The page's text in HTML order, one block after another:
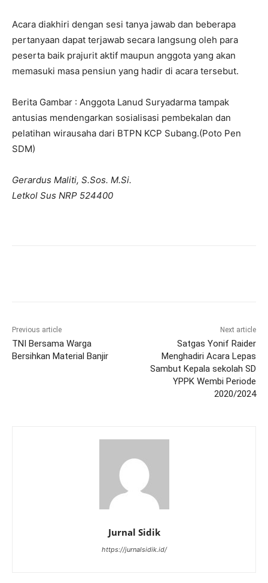
Acara diakhiri dengan sesi tanya jawab dan beberapa
pertanyaan dapat terjawab secara langsung oleh para
peserta baik prajurit aktif maupun anggota yang akan
memasuki masa pensiun yang hadir di acara tersebut.
Berita Gambar : Anggota Lanud Suryadarma tampak
antusias mendengarkan sosialisasi pembekalan dan
pelatihan wirausaha dari BTPN KCP Subang.(Poto Pen
SDM)
Gerardus Maliti, S.Sos. M.Si.
Letkol Sus NRP 524400
Previous article
TNI Bersama Warga
Bersihkan Material Banjir
Next article
Satgas Yonif Raider
Menghadiri Acara Lepas
Sambut Kepala sekolah SD
YPPK Wembi Periode
2020/2024
Jurnal Sidik
https://jurnalsidik.id/